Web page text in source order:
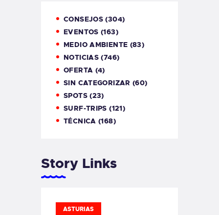
CONSEJOS (304)
EVENTOS (163)
MEDIO AMBIENTE (83)
NOTICIAS (746)
OFERTA (4)
SIN CATEGORIZAR (60)
SPOTS(23)
SURF-TRIPS (121)
TÉCNICA (168)
Story Links
ASTURIAS